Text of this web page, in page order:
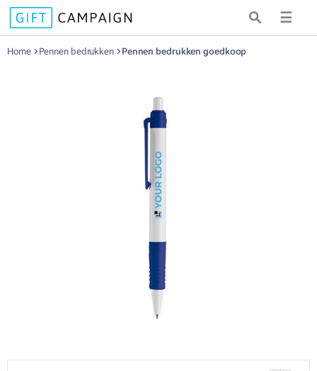
☰
Home Pennen bedrukken Pennen bedrukken goedkoop